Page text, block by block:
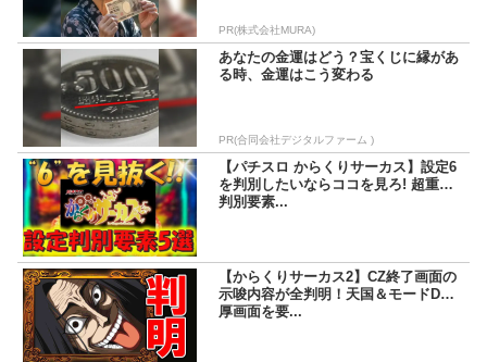
PR(株式会社MURA)
あなたの金運はどう？宝くじに縁があ
る時、金運はこう変わる
PR(合同会社デジタルファーム )
【パチスロ からくりサーカス】設定6
を判別したいならココを見ろ! 超重要
判別要素...
【からくりサーカス2】CZ終了画面の
示唆内容が全判明！天国＆モードD濃
厚画面を要...